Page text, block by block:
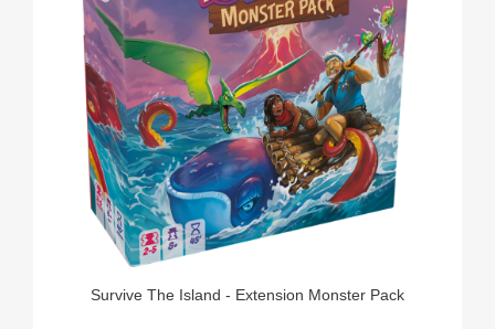
Survive The Island - Extension Monster Pack